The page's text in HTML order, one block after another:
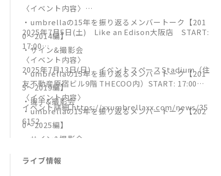
8.軽薄ナヒト
9.「管」
10.愚問
11.「群」
12.五月雨
13.solitude
14.dilemma
15.Powdery Snow
16.Door
19.アメイジング
〈イベント内容〉
・umbrellaの15年を振り返るメンバートーク【201
0〜2014編】
・サイン&撮影会
2025年7月5日(土) Like an Edison大阪店 START:
17:00
〈イベント内容〉
・umbrellaの15年を振り返るメンバートーク【201
5〜2019編】
・握手&撮影会
2025年7月13日(日) イベントスペースStadium（住
友不動産原宿ビル9階 THECOO内）START: 17:00
〈イベント内容〉
・umbrellaの15年を振り返るメンバートーク【202
0〜2025編】
・サイン&撮影会
イベント詳細 https://xxumbrellaxx.com/news/35
6152
ライブ情報